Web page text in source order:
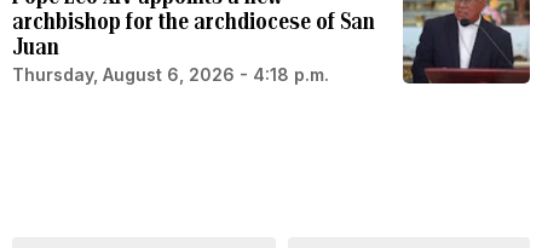
archbishop for the archdiocese of San
Juan
Thursday, August 6, 2026 - 4:18 p.m.